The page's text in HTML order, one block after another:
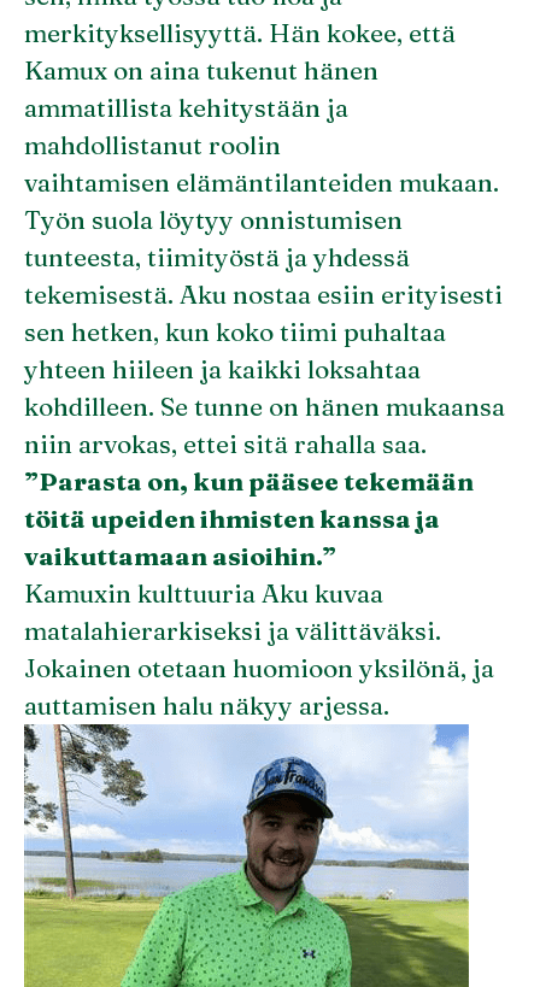
merkityksellisyyttä. Hän kokee, että
Kamux on aina tukenut hänen
ammatillista kehitystään ja
mahdollistanut roolin
vaihtamisen elämäntilanteiden mukaan.
Työn suola löytyy onnistumisen
tunteesta, tiimityöstä ja yhdessä
tekemisestä. Aku nostaa esiin erityisesti
sen hetken, kun koko tiimi puhaltaa
yhteen hiileen ja kaikki loksahtaa
kohdilleen. Se tunne on hänen mukaansa
niin arvokas, ettei sitä rahalla saa.
”Parasta on, kun pääsee tekemään
töitä upeiden ihmisten kanssa ja
vaikuttamaan asioihin.”
Kamuxin kulttuuria Aku kuvaa
matalahierarkiseksi ja välittäväksi.
Jokainen otetaan huomioon yksilönä, ja
auttamisen halu näkyy arjessa.